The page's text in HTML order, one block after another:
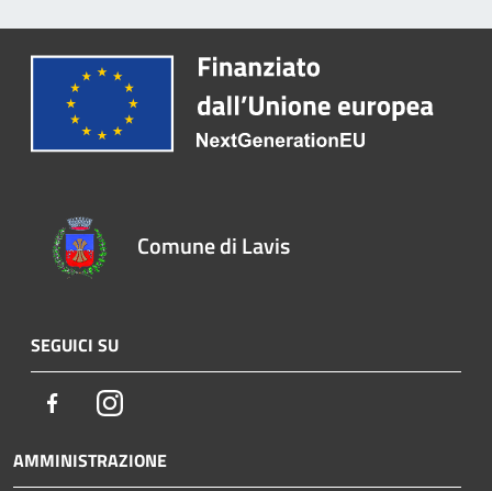
Comune di Lavis
SEGUICI SU
FacebookInstagram
AMMINISTRAZIONE